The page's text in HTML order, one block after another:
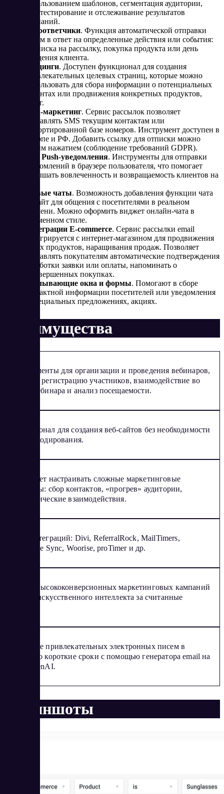
использованием шаблонов, сегментация аудитории,
A/B-тестирование и отслеживание результатов
кампаний.
Автоответчики. Функция автоматической отправки
писем в ответ на определенные действия или события:
подписка на рассылку, покупка продукта или день
рождения клиента.
Лендинги. Доступен функционал для создания
привлекательных целевых страниц, которые можно
использовать для сбора информации о потенциальных
клиентах или продвижения конкретных продуктов,
услуг.
SMS-маркетинг. Сервис рассылок позволяет
отправлять SMS текущим контактам или
импортированной базе номеров. Инструмент доступен в
Европе и РФ. Добавить ссылку для отписки можно
одним нажатием (соблюдение требований GDPR).
Web Push-уведомления. Инструменты для отправки
уведомлений в браузере пользователя, что помогает
повышать вовлеченность и возвращаемость клиентов на
Живые чаты. Возможность добавления функции чата
на сайт для общения с посетителями в реальном
времени. Можно оформить виджет онлайн-чата в
фирменном стиле.
Интеграции E-commerce. Сервис рассылки email
интегрируется с интернет-магазином для продвижения
своих продуктов, наращивания продаж. Позволяет
отправлять покупателям автоматические подтверждения
обработки заявки или оплаты, напоминать о
незавершенных покупках.
Всплывающие окна и формы. Помогают в сборе
контактной информации посетителей или уведомления
о специальных предложениях, акциях.
Преимущества
Инструменты для организации и проведения вебинаров,
включая регистрацию участников, взаимодействие во
время вебинара и анализ посещаемости.
Функционал для создания веб-сайтов без необходимости
знания кодирования.
Позволяет настраивать сложные маркетинговые
процессы: сбор контактов, «прогрев» аудитории,
автоматические взаимодействия.
100+ интеграций: Divi, ReferralRock, MailTimers,
Salesforce Sync, Woorise, proTimer и др.
Запуск высококонверсионных маркетинговых кампаний
на базе искусственного интеллекта за считанные
Создание привлекательных электронных писем в
рекордно короткие сроки с помощью генератора email на
базе OpenAI.
Скриншоты